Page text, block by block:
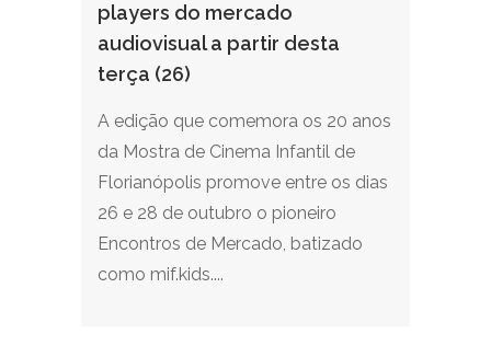
players do mercado
audiovisual a partir desta
terça (26)
A edição que comemora os 20 anos
da Mostra de Cinema Infantil de
Florianópolis promove entre os dias
26 e 28 de outubro o pioneiro
Encontros de Mercado, batizado
como mif.kids....